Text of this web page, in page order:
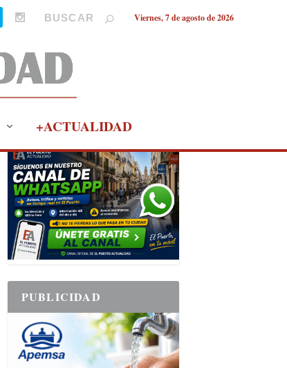
Viernes, 7 de agosto de 2026
+ACTUALIDAD
PUBLICIDAD
PUBLICIDAD